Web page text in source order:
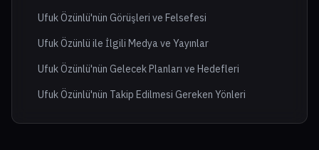
Ufuk Özünlü'nün Görüşleri ve Felsefesi
Ufuk Özünlü ile İlgili Medya ve Yayınlar
Ufuk Özünlü'nün Gelecek Planları ve Hedefleri
Ufuk Özünlü'nün Takip Edilmesi Gereken Yönleri